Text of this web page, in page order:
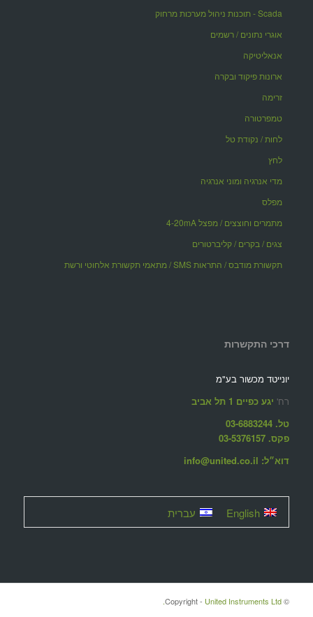
Scada - תוכנות ניהול מערכות מרחוק
אוגרי נתונים / רשמים
אנאליטיקה
ארונות פיקוד ובקרה
זרימה
טמפרטורה
לחות / נקודת טל
לחץ
מדי אנרגיה ומוני אנרגיה
מפלס
מתמרים וחוצצים / מפצל 4-20mA
צגים / בקרים / קליברטורים
תקשורת מודבס / התראות SMS / מתאמי תקשורת אלחוטי ורשת
דרכי התקשרות
יונייטד מכשור בע"מ
רח' יגע כפיים 1 תל אביב
טל. 03-6883244
פקס. 03-5376157
דוא״ל: info@united.co.il
English עברית
© ‫Copyright -
United Instruments Ltd.